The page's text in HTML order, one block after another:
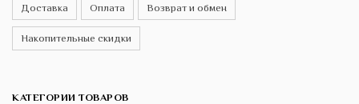
Доставка Оплата Возврат и обмен
Накопительные скидки
КАТЕГОРИИ ТОВАРОВ